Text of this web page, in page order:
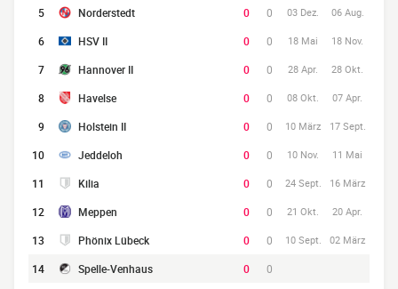
5 Norderstedt 0 0 03 Dez. 06 Aug.
6 HSV II 0 0 18 Mai 18 Nov.
7 Hannover II 0 0 28 Apr. 28 Okt.
8 Havelse 0 0 08 Okt. 07 Apr.
9 Holstein II 0 0 10 März 17 Sept.
10 Jeddeloh 0 0 10 Nov. 11 Mai
11 Kilia 0 0 24 Sept. 16 März
12 Meppen 0 0 21 Okt. 20 Apr.
13 Phönix Lübeck 0 0 10 Sept. 02 März
14 Spelle-Venhaus 0
0